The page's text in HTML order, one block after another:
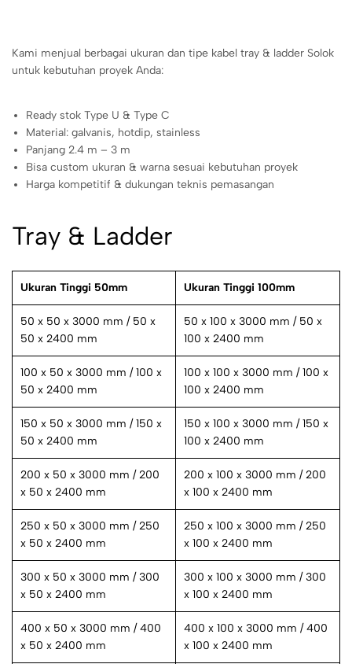
Kami menjual berbagai ukuran dan tipe kabel tray & ladder Solok
untuk kebutuhan proyek Anda:
Ready stok Type U & Type C
Material: galvanis, hotdip, stainless
Panjang 2.4 m – 3 m
Bisa custom ukuran & warna sesuai kebutuhan proyek
Harga kompetitif & dukungan teknis pemasangan
Tray & Ladder
Ukuran Tinggi 50mm Ukuran Tinggi 100mm
50 x 50 x 3000 mm / 50 x
50 x 2400 mm
50 x 100 x 3000 mm / 50 x
100 x 2400 mm
100 x 50 x 3000 mm / 100 x
50 x 2400 mm
100 x 100 x 3000 mm / 100 x
100 x 2400 mm
150 x 50 x 3000 mm / 150 x
50 x 2400 mm
150 x 100 x 3000 mm / 150 x
100 x 2400 mm
200 x 50 x 3000 mm / 200
x 50 x 2400 mm
200 x 100 x 3000 mm / 200
x 100 x 2400 mm
250 x 50 x 3000 mm / 250
x 50 x 2400 mm
250 x 100 x 3000 mm / 250
x 100 x 2400 mm
300 x 50 x 3000 mm / 300
x 50 x 2400 mm
300 x 100 x 3000 mm / 300
x 100 x 2400 mm
400 x 50 x 3000 mm / 400
x 50 x 2400 mm
400 x 100 x 3000 mm / 400
x 100 x 2400 mm